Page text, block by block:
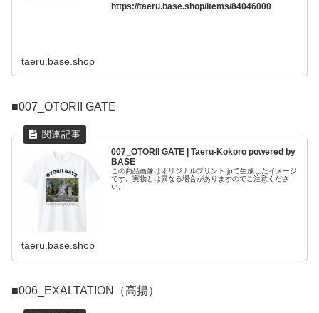
https://taeru.base.shop/items/84046000
taeru.base.shop
■007_OTORII GATE
007_OTORII GATE | Taeru-Kokoro powered by
BASE
この商品画像はオリジナルプリント.jpで生成したイメージ
です。実物とは異なる場合がありますのでご注意くださ
い。
taeru.base.shop
■006_EXALTATION（高揚）